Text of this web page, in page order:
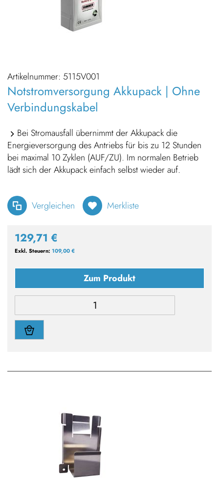
Artikelnummer: 5115V001
Notstromversorgung Akkupack | Ohne
Verbindungskabel
Bei Stromausfall übernimmt der Akkupack die
Energieversorgung des Antriebs für bis zu 12 Stunden
bei maximal 10 Zyklen (AUF/ZU). Im normalen Betrieb
lädt sich der Akkupack einfach selbst wieder auf.
Vergleichen Merkliste
129,71 €
109,00 €
Zum Produkt